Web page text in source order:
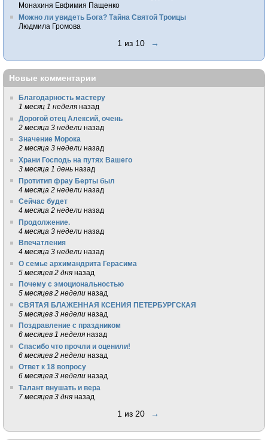
Монахиня Евфимия Пащенко
Можно ли увидеть Бога? Тайна Святой Троицы
Людмила Громова
1 из 10 →
Новые комментарии
Благодарность мастеру
1 месяц 1 неделя назад
Дорогой отец Алексий, очень
2 месяца 3 недели назад
Значение Морока
2 месяца 3 недели назад
Храни Господь на путях Вашего
3 месяца 1 день назад
Протитип фрау Берты был
4 месяца 2 недели назад
Сейчас будет
4 месяца 2 недели назад
Продолжение.
4 месяца 3 недели назад
Впечатления
4 месяца 3 недели назад
О семье архимандрита Герасима
5 месяцев 2 дня назад
Почему с эмоциональностью
5 месяцев 2 недели назад
СВЯТАЯ БЛАЖЕННАЯ КСЕНИЯ ПЕТЕРБУРГСКАЯ
5 месяцев 3 недели назад
Поздравление с праздником
6 месяцев 1 неделя назад
Спасибо что прочли и оценили!
6 месяцев 2 недели назад
Ответ к 18 вопросу
6 месяцев 3 недели назад
Талант внушать и вера
7 месяцев 3 дня назад
1 из 20 →